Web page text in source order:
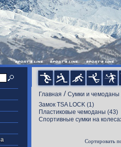
Главная / Cумки и чемоданы
Замок TSA LOCK (1)
Пластиковые чемоданы (43)
Cпортивные сумки на
Сортировать